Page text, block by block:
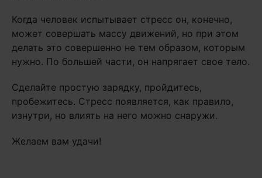
Когда человек испытывает стресс он, конечно,
может совершать массу движений, но при этом
делать это совершенно не тем образом, которым
нужно. По большей части, он напрягает свое тело.
Сделайте простую зарядку, пройдитесь,
пробежитесь. Стресс появляется, как правило,
изнутри, но влиять на него можно снаружи.
Желаем вам удачи!